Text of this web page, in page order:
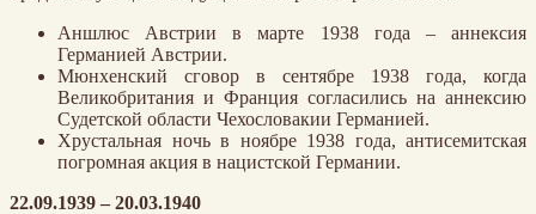
Аншлюс Австрии в марте 1938 года – аннексия
Германией Австрии.
Мюнхенский сговор в сентябре 1938 года, когда
Великобритания и Франция согласились на аннексию
Судетской области Чехословакии Германией.
Хрустальная ночь в ноябре 1938 года, антисемитская
погромная акция в нацистской Германии.
22.09.1939 – 20.03.1940